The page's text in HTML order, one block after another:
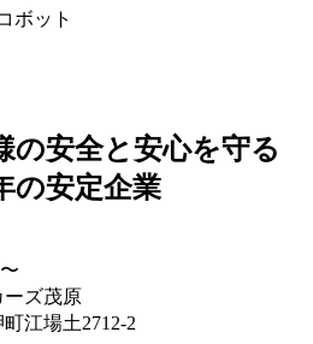
ボット
の安全と安心を守る
の安定企業
ーズ茂原
江場土2712-2